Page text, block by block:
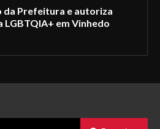
da Prefeitura e autoriza
LGBTQIA+ em Vinhedo